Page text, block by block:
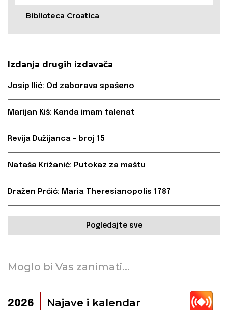
Biblioteca Croatica
Izdanja drugih izdavača
Josip Ilić: Od zaborava spašeno
Marijan Kiš: Kanda imam talenat
Revija Dužijanca - broj 15
Nataša Križanić: Putokaz za maštu
Dražen Prćić: Maria Theresianopolis 1787
Pogledajte sve
Moglo bi Vas zanimati...
2026 Najave i kalendar